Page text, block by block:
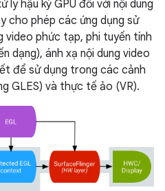
hậu kỳ GPU đối với nội dung
cho phép các ứng dụng sử
video phức tạp, phi tuyến tính
dạng), ánh xạ nội dung video
để sử dụng trong các cảnh
GLES) và thực tế ảo (VR).